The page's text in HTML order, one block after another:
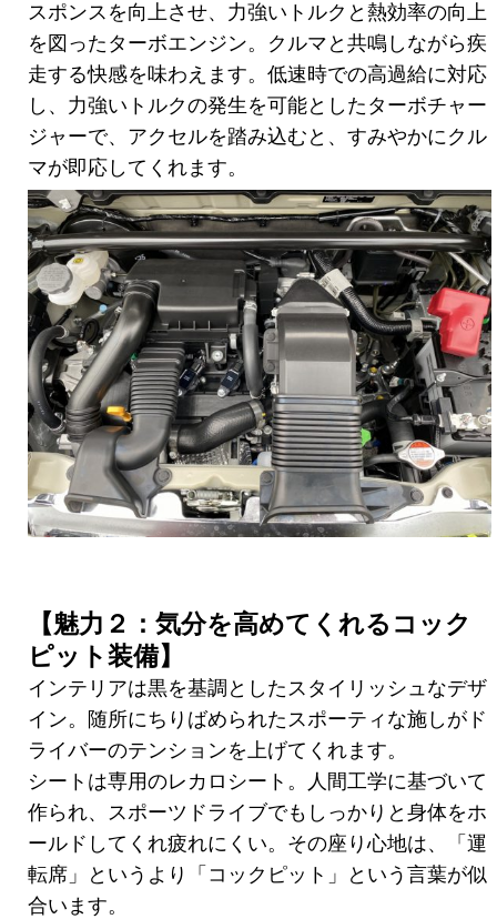
スポンスを向上させ、力強いトルクと熱効率の向上
を図ったターボエンジン。クルマと共鳴しながら疾
走する快感を味わえます。低速時での高過給に対応
し、力強いトルクの発生を可能としたターボチャー
ジャーで、アクセルを踏み込むと、すみやかにクル
マが即応してくれます。
【魅力２：気分を高めてくれるコック
ピット装備】
インテリアは黒を基調としたスタイリッシュなデザ
イン。随所にちりばめられたスポーティな施しがド
ライバーのテンションを上げてくれます。
シートは専用のレカロシート。人間工学に基づいて
作られ、スポーツドライブでもしっかりと身体をホ
ールドしてくれ疲れにくい。その座り心地は、「運
転席」というより「コックピット」という言葉が似
合います。